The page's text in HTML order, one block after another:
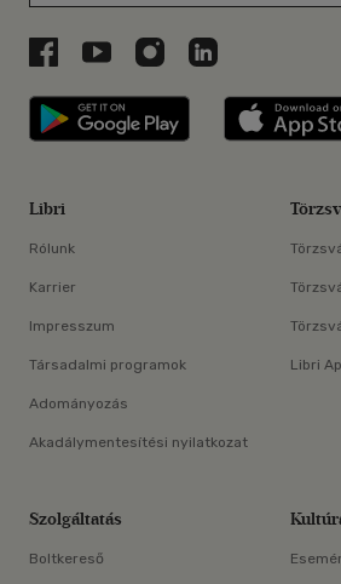
Libri a Facebookon
Libri a Youtube-on
Libri az Instagramon
Libri a
Libri applikáció
Libri
Rólunk
Karrier
Impresszum
Társadalmi programok
Adományozás
Akadálymentesítési nyilatkozat
Libri
Szolgáltatás
Boltkereső